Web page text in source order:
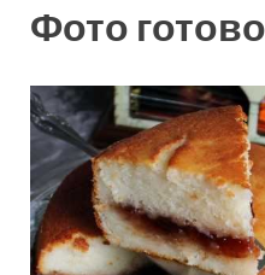
Фото